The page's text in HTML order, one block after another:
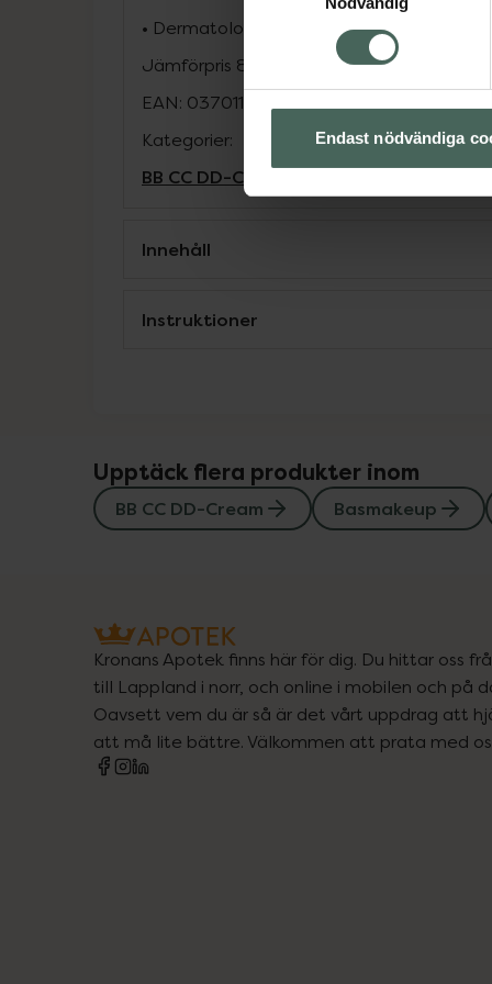
Endast nödvändiga
• Dermatologiskt testad.
Jämförpris 8500 kr
EAN: 03701129813447
Kategorier:
BB CC DD-Cream
Innehåll
Instruktioner
Upptäck flera produkter inom
BB CC DD-Cream Basmakeup
Kronans Apotek finns här för dig. Du hittar oss
till Lappland i norr, och online i mobilen och på
Oavsett vem du är så är det vårt uppdrag att
att må lite bättre. Välkommen att prata med